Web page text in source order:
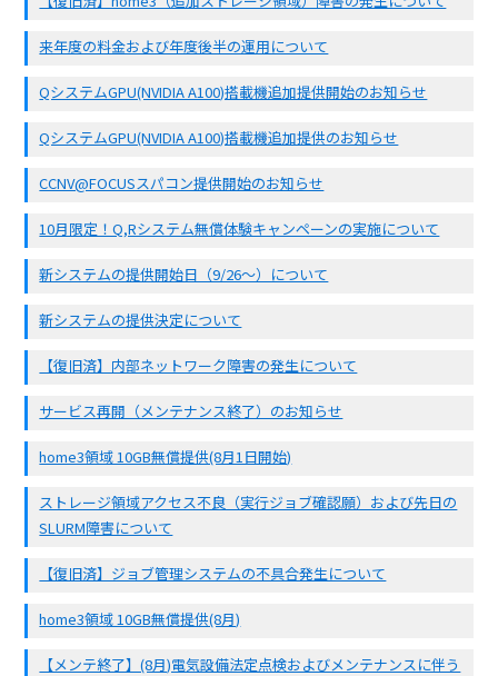
来年度の料金および年度後半の運用について
QシステムGPU(NVIDIA A100)搭載機追加提供開始のお知らせ
QシステムGPU(NVIDIA A100)搭載機追加提供のお知らせ
CCNV@FOCUSスパコン提供開始のお知らせ
10月限定！Q,Rシステム無償体験キャンペーンの実施について
新システムの提供開始日（9/26〜）について
新システムの提供決定について
【復旧済】内部ネットワーク障害の発生について
サービス再開（メンテナンス終了）のお知らせ
home3領域 10GB無償提供(8月1日開始)
ストレージ領域アクセス不良（実行ジョブ確認願）および先日の
SLURM障害について
【復旧済】ジョブ管理システムの不具合発生について
home3領域 10GB無償提供(8月)
【メンテ終了】(8月)電気設備法定点検およびメンテナンスに伴う